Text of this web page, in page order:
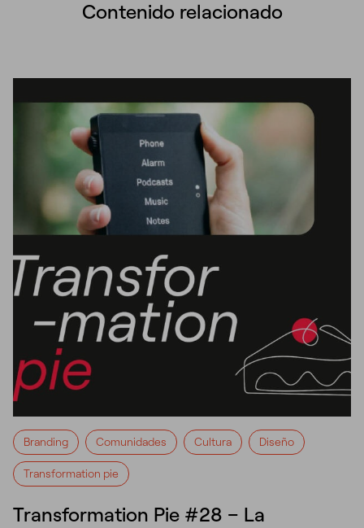
Contenido relacionado
Branding Comunidades Cultura Diseño
Transformation pie
Transformation Pie #28 – La